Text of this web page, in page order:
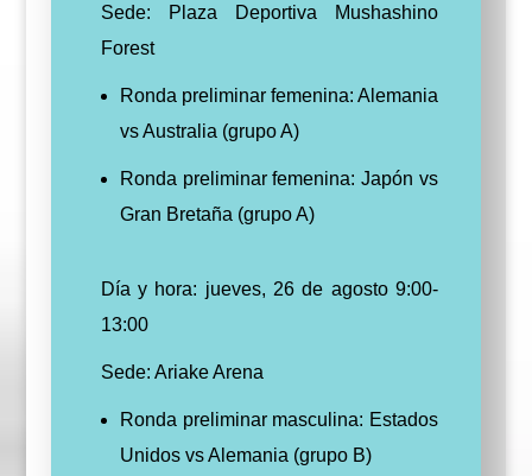
Sede: Plaza Deportiva Mushashino
Forest
Ronda preliminar femenina: Alemania
vs Australia (grupo A)
Ronda preliminar femenina: Japón vs
Gran Bretaña (grupo A)
Día y hora: jueves, 26 de agosto 9:00-
13:00
Sede: Ariake Arena
Ronda preliminar masculina: Estados
Unidos vs Alemania (grupo B)